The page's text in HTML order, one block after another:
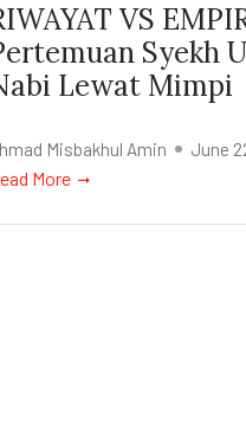
VS
Syekh
Lewat Mimpi
Misbakhul Amin June
More